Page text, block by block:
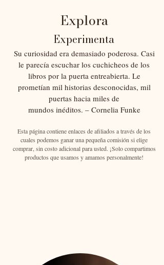
Explora
Experimenta
Su curiosidad era demasiado poderosa. Casi
le parecía escuchar los cuchicheos de los
libros por la puerta entreabierta. Le
prometían mil historias desconocidas, mil
puertas hacia miles de
mundos inéditos. – Cornelia Funke
Esta página contiene enlaces de afiliados a través de los
cuales podemos ganar una pequeña comisión si elige
comprar, sin costo adicional para usted. ¡Solo compartimos
productos que usamos y amamos personalmente!